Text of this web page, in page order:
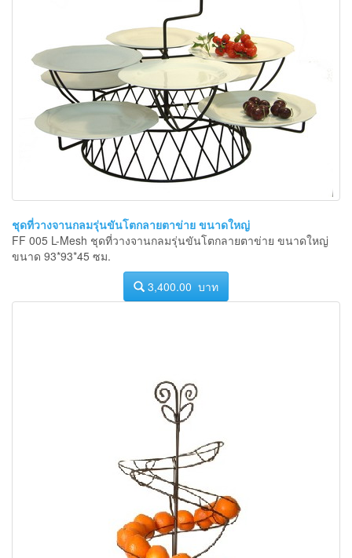
ชุดที่วางจานกลมรุ่นขันโตกลายตาข่าย ขนาดใหญ่
FF 005 L-Mesh ชุดที่วางจานกลมรุ่นขันโตกลายตาข่าย ขนาดใหญ่
ขนาด 93*93*45 ซม.
3,400.00 บาท